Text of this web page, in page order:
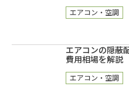
エアコン・空調
エアコンの隠蔽
費用相場を解説
エアコン・空調